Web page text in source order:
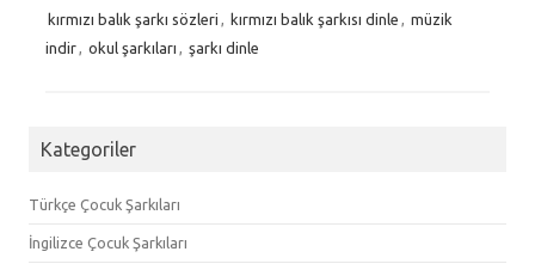
kırmızı balık şarkı sözleri
kırmızı balık şarkısı dinle
müzik
indir
okul şarkıları şarkı dinle
Kategoriler
Türkçe Çocuk Şarkıları
İngilizce Çocuk Şarkıları